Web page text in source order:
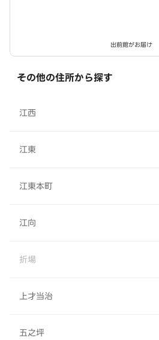
出前館がお届け
その他の住所から探す
江西
江東
江東本町
江向
折場
上才当治
五之坪